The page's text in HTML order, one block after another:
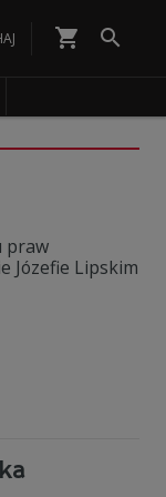
shopping_cart 
praw
Józefie Lipskim